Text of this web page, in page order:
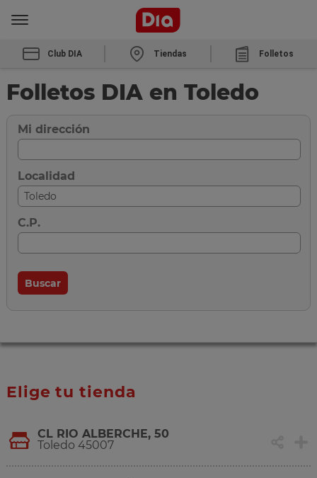
Club DIA Tiendas Folletos
Folletos DIA en Toledo
Mi dirección
Localidad
C.P.
Elige tu tienda
CL RIO ALBERCHE, 50
Toledo 45007